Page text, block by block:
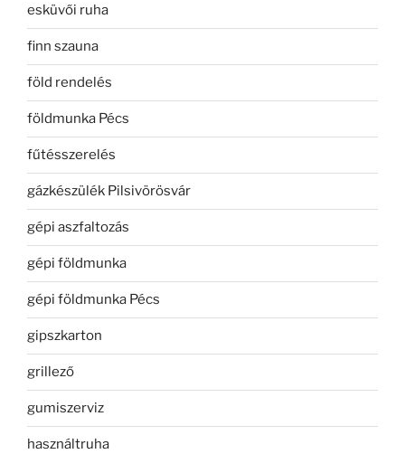
esküvői ruha
finn szauna
föld rendelés
földmunka Pécs
fűtésszerelés
gázkészülék Pilsivörösvár
gépi aszfaltozás
gépi földmunka
gépi földmunka Pécs
gipszkarton
grillező
gumiszerviz
használtruha